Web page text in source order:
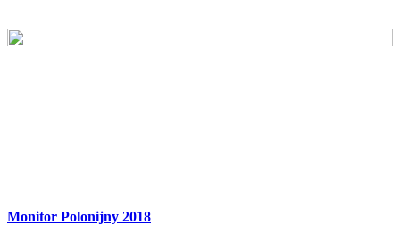
Monitor Polonijny 2018